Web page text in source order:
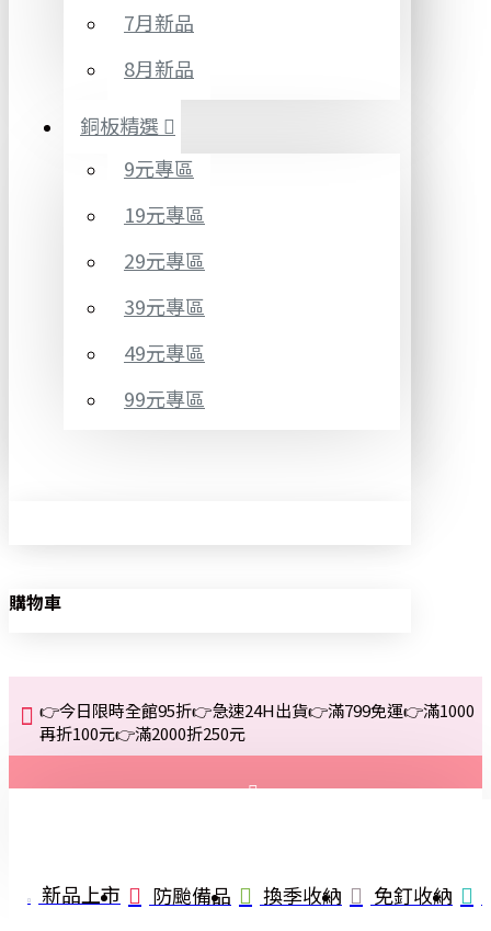
7月新品
8月新品
銅板精選
9元專區
19元專區
29元專區
39元專區
49元專區
99元專區
購物車
👉今日限時全館95折👉急速24H出貨👉滿799免運👉滿1000
再折100元👉滿2000折250元
註冊
新品上市 防颱備品 換季收納 免釘收納